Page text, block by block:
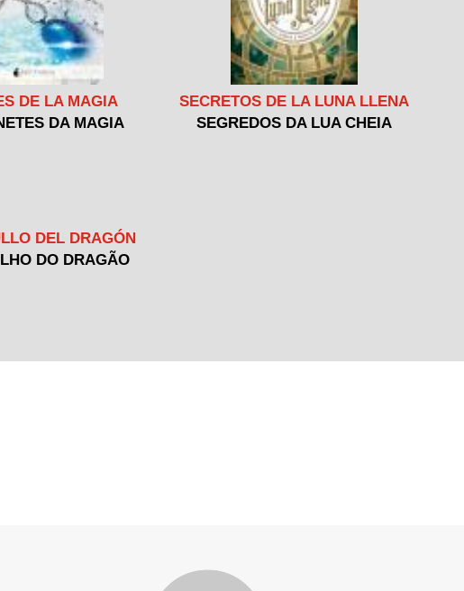
DE LA MAGIA
DA MAGIA
SECRETOS DE LA LUNA LLENA
SEGREDOS DA LUA CHEIA
DEL DRAGÓN
DO DRAGÃO